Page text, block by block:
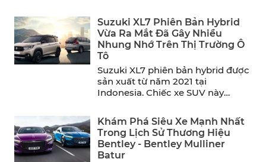
Suzuki XL7 Phiên Bản Hybrid
Vừa Ra Mắt Đã Gây Nhiều
Nhung Nhớ Trên Thị Trường Ô
Tô
Suzuki XL7 phiên bản hybrid được
sản xuất từ năm 2021 tại
Indonesia. Chiếc xe SUV này
Khám Phá Siêu Xe Mạnh Nhất
Trong Lịch Sử Thương Hiệu
Bentley - Bentley Mulliner
Batur